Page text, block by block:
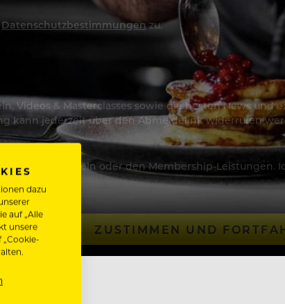
Datenschutzbestimmungenzu.
Videos & Masterclasses sowie die besten News
kann jederzeit über den Abmeldelink widerrufen
Zugang zu Artikeln oder den Membership-
ZUSTIMMEN UND
dazu
auf „Alle
unsere